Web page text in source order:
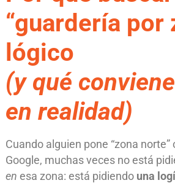
“guardería por
lógico
(y qué
en realidad)
Cuando alguien pone “zona norte”
Google, muchas veces no está
en esa zona: está pidiendo una